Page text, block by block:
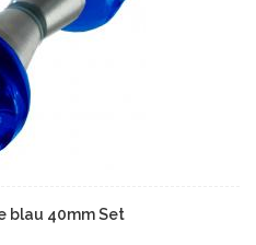
blau 40mm Set